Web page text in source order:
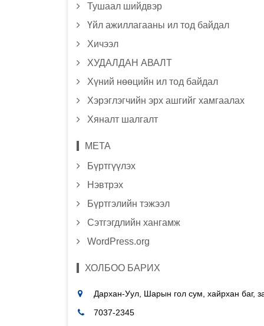
Тушаал шийдвэр
Үйл ажиллагааны ил тод байдал
Хичээл
ХУДАЛДАН АВАЛТ
Хүний нөөцийн ил тод байдал
Хэрэглэгчийн эрх ашгийг хамгаалах
Хяналт шалгалт
МЕТА
Бүртгүүлэх
Нэвтрэх
Бүртгэлийн тэжээл
Сэтгэгдлийн хангамж
WordPress.org
ХОЛБОО БАРИХ
Дархан-Уул, Шарын гол сум, хайрхан баг,
7037-2345